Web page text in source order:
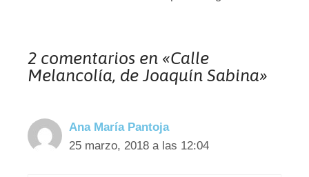
2 comentarios en «Calle
Melancolía, de Joaquín Sabina»
Ana María Pantoja
25 marzo, 2018 a las 12:04